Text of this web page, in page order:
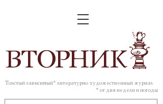
ВТОРНИК
Толстый зависимый* литературно-художественный журнал
* от дня недели и погоды